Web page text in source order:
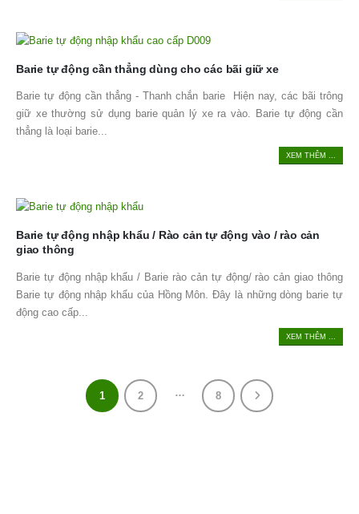
Barie tự động cần thẳng dùng cho các bãi giữ xe
Barie tự động cần thẳng - Thanh chắn barie Hiện nay, các bãi trông
giữ xe thường sử dụng barie quản lý xe ra vào. Barie tự động cần
thẳng là loại barie...
XEM THÊM ...
Barie tự động nhập khẩu / Rào cản tự động vào / rào cản
giao thông
Barie tự động nhập khẩu / Barie rào cản tự động/ rào cản giao thông
Barie tự động nhập khẩu của Hồng Môn. Đây là những dòng barie tự
động cao cấp...
XEM THÊM ...
1 2 … 8